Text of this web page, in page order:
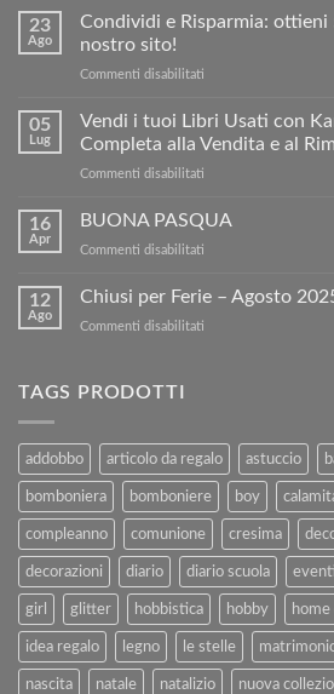
23
Ago
Condividi e Risparmia: ottieni
nostro sito!
Commenti disabilitati
Risparmia:
sconto
05
Lug
Vendi i tuoi Libri Usati con
Completa alla Vendita e al
Commenti disabilitati
i
tuoi
con
Rimborso
16
Apr
BUONA PASQUA
Commenti disabilitati
PASQUA
12
Ago
Chiusi per Ferie – Agosto
Commenti disabilitati
2025
TAGS PRODOTTI
addobbo articolo da regalo astuccio
bomboniera bomboniere boy
compleanno comunione cresima
decorazioni diario diario scuola eventi
girl glitter hobbistica hobby home
idea regalo legno le stelle
nascita natale natalizio nuova